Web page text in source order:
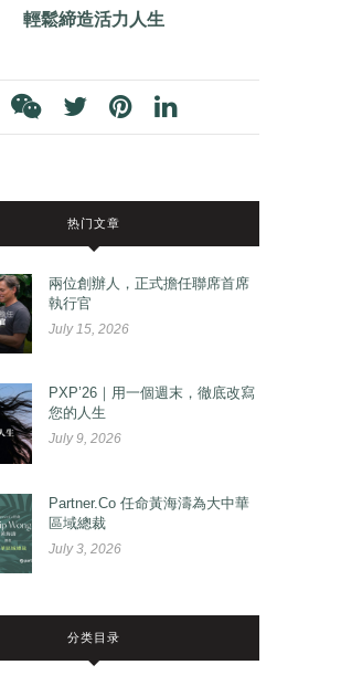
輕鬆締造活力人生
热门文章
兩位創辦人，正式擔任聯席首席
執行官
July 15, 2026
PXP’26｜用一個週末，徹底改寫
您的人生
July 9, 2026
Partner.Co 任命黃海濤為大中華
區域總裁
July 3, 2026
分类目录